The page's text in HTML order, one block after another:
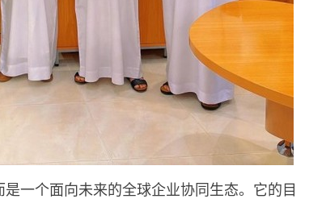
一个面向未来的全球企业协同生态。它的目